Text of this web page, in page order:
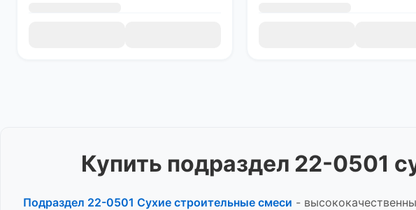
Купить подраздел 22-0501
Подраздел 22-0501 Сухие строительные смеси -